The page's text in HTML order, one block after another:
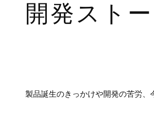
開発スト
製品誕生のきっかけや開発の苦労、